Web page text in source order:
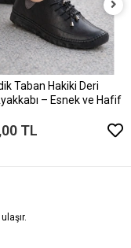
Taban Hakiki Deri
– Esnek ve Hafif
TL